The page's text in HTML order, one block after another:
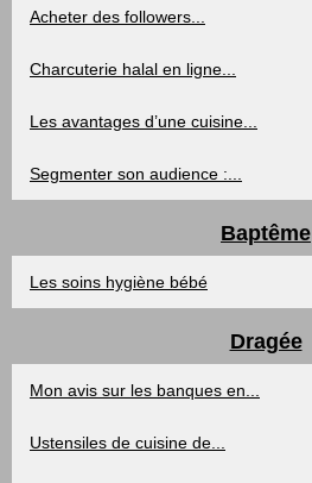
Acheter des followers...
Charcuterie halal en ligne...
Les avantages d’une cuisine...
Segmenter son audience :...
Baptême
Les soins hygiène bébé
Dragée
Mon avis sur les banques en...
Ustensiles de cuisine de...